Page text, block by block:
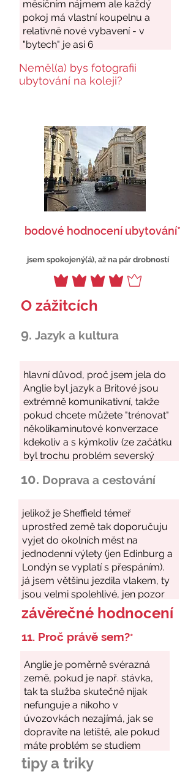
Neměl(a) bys fotografii
ubytování na koleji?
bodové hodnocení ubytování*
jsem spokojený(á), až na pár drobností
O zážitcích
9. Jazyk a kultura
10. Doprava a cestování
závěrečné hodnocení
11. Proč právě sem?*
tipy a triky